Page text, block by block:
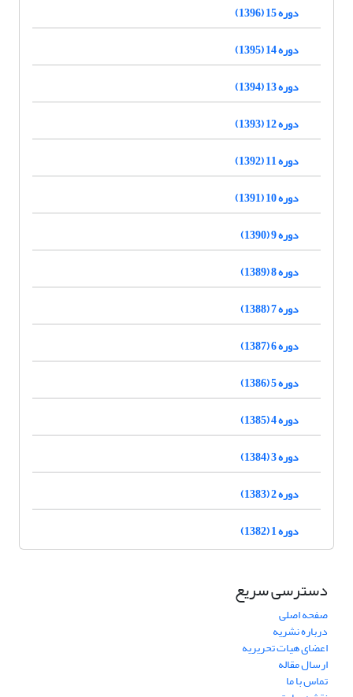
دوره 15 (1396)
دوره 14 (1395)
دوره 13 (1394)
دوره 12 (1393)
دوره 11 (1392)
دوره 10 (1391)
دوره 9 (1390)
دوره 8 (1389)
دوره 7 (1388)
دوره 6 (1387)
دوره 5 (1386)
دوره 4 (1385)
دوره 3 (1384)
دوره 2 (1383)
دوره 1 (1382)
دسترسی سریع
صفحه اصلی
درباره نشریه
اعضای هیات تحریریه
ارسال مقاله
تماس با ما